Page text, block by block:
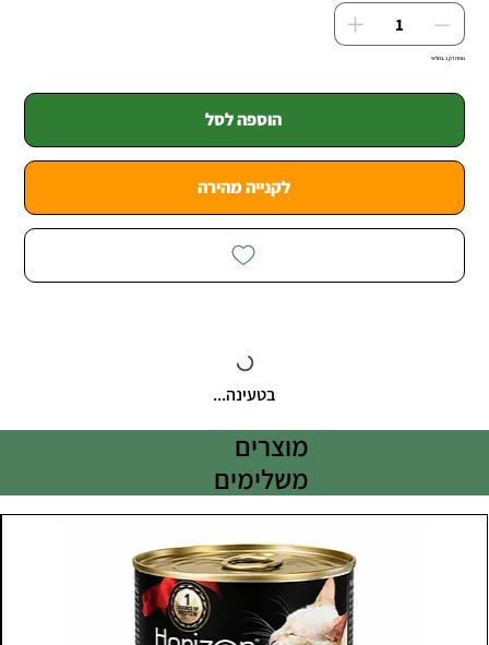
נותרו רק 1 במלאי
הוספה לסל
לקנייה מהירה
בטעינה...
מוצרים
משלימים